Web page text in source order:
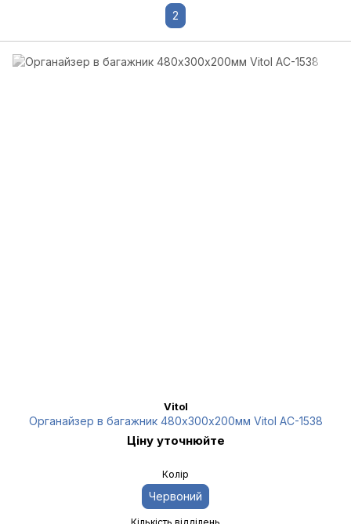
2
Vitol
Органайзер в багажник 480х300х200мм Vitol AC-1538
Ціну уточнюйте
Колір
Червоний